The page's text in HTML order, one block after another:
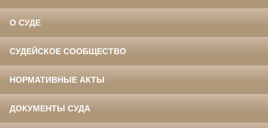
О СУДЕ
СУДЕЙСКОЕ СООБЩЕСТВО
НОРМАТИВНЫЕ АКТЫ
ДОКУМЕНТЫ СУДА